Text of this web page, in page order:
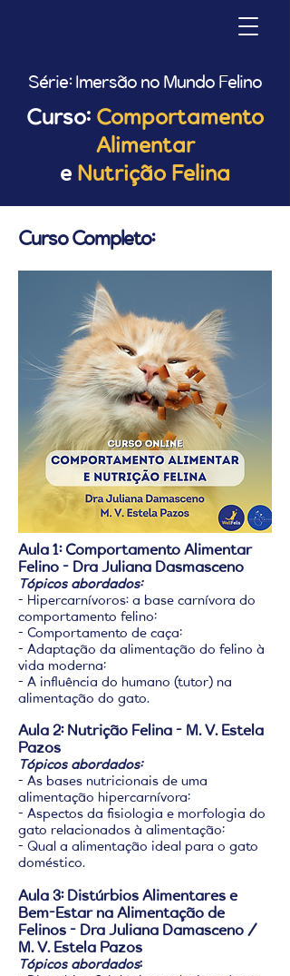
Série: Imersão no Mundo Felino
Curso: Comportamento
Alimentar
e Nutrição Felina
Curso Completo:
Aula 1: Comportamento Alimentar
Felino - Dra Juliana Dasmasceno
Tópicos abordados:
- Hipercarnívoros: a base carnívora do
comportamento felino;
- Comportamento de caça;
- Adaptação da alimentação do felino à
vida moderna;
- A influência do humano (tutor) na
alimentação do gato.
Aula 2: Nutrição Felina - M. V. Estela
Pazos
Tópicos abordados:
- As bases nutricionais de uma
alimentação hipercarnívora;
- Aspectos da fisiologia e morfologia do
gato relacionados à alimentação;
- Qual a alimentação ideal para o gato
doméstico.
Aula 3: Distúrbios Alimentares e
Bem-Estar na Alimentação de
Felinos - Dra Juliana Damasceno /
M. V. Estela Pazos
Tópicos abordados: